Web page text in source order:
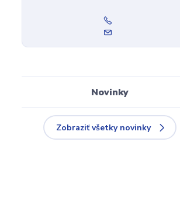
Novinky
Zobraziť všetky novinky